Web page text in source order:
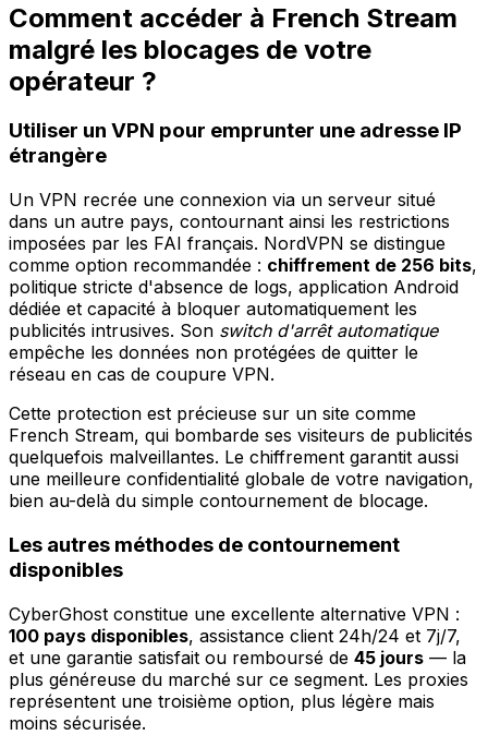
Comment accéder à French Stream
malgré les blocages de votre
opérateur ?
Utiliser un VPN pour emprunter une adresse IP
étrangère
Un VPN recrée une connexion via un serveur situé
dans un autre pays, contournant ainsi les restrictions
imposées par les FAI français. NordVPN se distingue
comme option recommandée : chiffrement de 256 bits,
politique stricte d'absence de logs, application Android
dédiée et capacité à bloquer automatiquement les
publicités intrusives. Son switch d'arrêt automatique
empêche les données non protégées de quitter le
réseau en cas de coupure VPN.
Cette protection est précieuse sur un site comme
French Stream, qui bombarde ses visiteurs de publicités
quelquefois malveillantes. Le chiffrement garantit aussi
une meilleure confidentialité globale de votre navigation,
bien au-delà du simple contournement de blocage.
Les autres méthodes de contournement
disponibles
CyberGhost constitue une excellente alternative VPN :
100 pays disponibles, assistance client 24h/24 et 7j/7,
et une garantie satisfait ou remboursé de 45 jours — la
plus généreuse du marché sur ce segment. Les proxies
représentent une troisième option, plus légère mais
moins sécurisée.